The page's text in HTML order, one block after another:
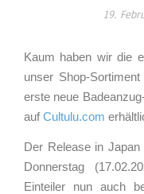
19.
Kaum haben wir die
unser Shop-
erste neue
aufCultulu.com
Der Release in
Donnerstag
Einteiler nun auch